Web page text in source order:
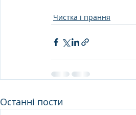
Чистка і прання
Останні пости